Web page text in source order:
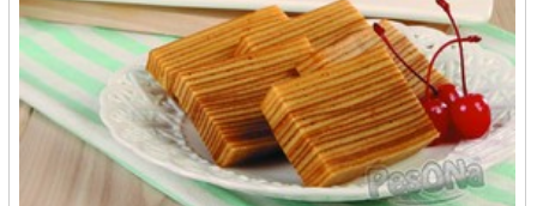
Pia Weng - Makasar
Pie Dhian - Denpasar
Pie Susu 21 - Denpasar
Pie Susu Asli Enak - Denpasar
Pie Susu Bli Man - Denpasar
Pie Susu Kota Patriot - Bekasi
Pie Susu Manggala - Denpasar